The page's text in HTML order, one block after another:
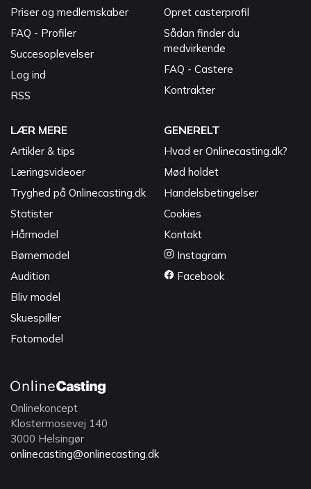
Priser og medlemskaber
FAQ - Profiler
Succesoplevelser
Log ind
RSS
Opret casterprofil
Sådan finder du
medvirkende
FAQ - Castere
Kontrakter
LÆR MERE
Artikler & tips
Læringsvideoer
Tryghed på Onlinecasting.dk
Statister
Hårmodel
Børnemodel
Audition
Bliv model
Skuespiller
Fotomodel
GENERELT
Hvad er Onlinecasting.dk?
Mød holdet
Handelsbetingelser
Cookies
Kontakt
Instagram
Facebook
Onlinekoncept
Klostermosevej 140
3000 Helsingør
onlinecasting@onlinecasting.dk